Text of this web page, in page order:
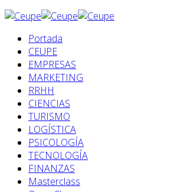
Portada
CEUPE
EMPRESAS
MARKETING
RRHH
CIENCIAS
TURISMO
LOGÍSTICA
PSICOLOGÍA
TECNOLOGÍA
FINANZAS
Masterclass